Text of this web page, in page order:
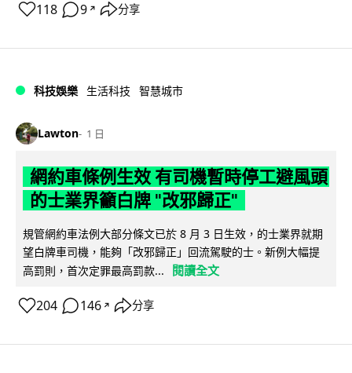
118 9 ↗ 分享
科技娛樂 生活科技 智慧城市
Lawton 1 日
網約車條例生效 有司機暫時停工避風頭
的士業界籲白牌 "改邪歸正"
規管網約車法例大部分條文已於 8 月 3 日生效，的士業界就期
望白牌車司機，能夠「改邪歸正」回流駕駛的士。新例大幅提
高罰則，首次定罪最高罰款...
閱讀全文
204 146 ↗ 分享